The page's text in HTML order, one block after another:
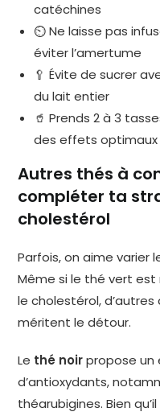
catéchines
⏲️ Ne laisse pas
éviter l’amertume
🥄 Évite de sucrer
du lait entier
🥤 Prends 2 à 3
des effets optimaux
Autres thés à
compléter ta
cholestérol
Parfois, on aime varier
Même si le thé vert
le cholestérol,
méritent le détour.
Le thé noirpropose un
d’antioxydants,
théarubigines. Bien